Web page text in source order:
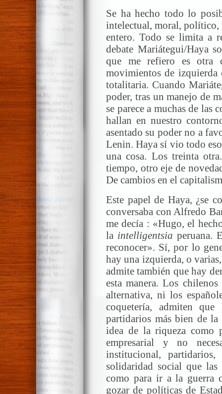
Se ha hecho todo lo
intelectual, moral,
entero. Todo se limita a
debate Mariátegui/Haya
que me refiero es otra
movimientos de
totalitaria. Cuando
poder, tras un manejo de
se parece a muchas de las
hallan en nuestro
asentado su poder no a
Lenin. Haya sí vio todo
una cosa. Los treinta
tiempo, otro eje de
De cambios en el
Este papel de Haya, ¿se
conversaba con Alfredo
me decía : «Hugo, el
la intelligentsia peruana.
reconocer». Sí, por lo
hay una izquierda, o
admite también que hay
esta manera. Los
alternativa, ni los
coquetería, admiten
partidarios más bien de
idea de la riqueza como
empresarial y no
institucional,
solidaridad social que las
como para ir a la guerra
gozar de políticas de